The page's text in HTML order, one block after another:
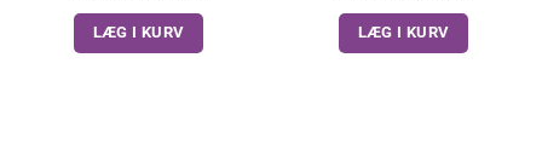
LÆG I KURV LÆG I KURV